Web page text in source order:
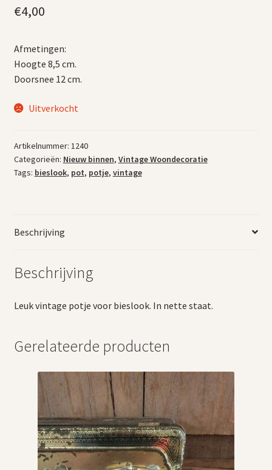
€4,00
Afmetingen:
Hoogte 8,5 cm.
Doorsnee 12 cm.
Uitverkocht
Artikelnummer: 1240
Categorieën: Nieuw binnen, Vintage Woondecoratie
Tags: bieslook, pot, potje, vintage
Beschrijving
Beschrijving
Leuk vintage potje voor bieslook. In nette staat.
Gerelateerde producten